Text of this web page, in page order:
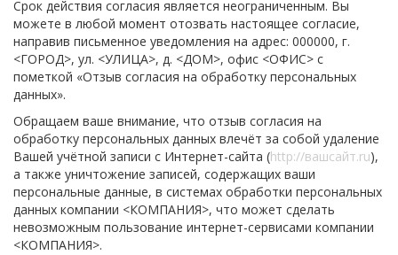
Срок действия согласия является неограниченным. Вы
можете в любой момент отозвать настоящее согласие,
направив письменное уведомления на адрес: 000000, г.
<ГОРОД>, ул. <УЛИЦА>, д. <ДОМ>, офис <ОФИС> с
пометкой «Отзыв согласия на обработку персональных
данных».
Обращаем ваше внимание, что отзыв согласия на
обработку персональных данных влечёт за собой удаление
Вашей учётной записи с Интернет-сайта (http://вашсайт.ru),
а также уничтожение записей, содержащих ваши
персональные данные, в системах обработки персональных
данных компании <КОМПАНИЯ>, что может сделать
невозможным пользование интернет-сервисами компании
<КОМПАНИЯ>.